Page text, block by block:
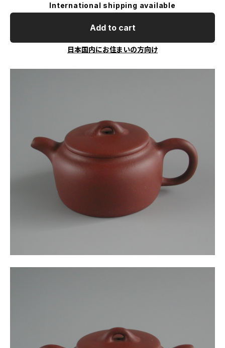
International shipping available
Add to cart
日本国内にお住まいの方向け